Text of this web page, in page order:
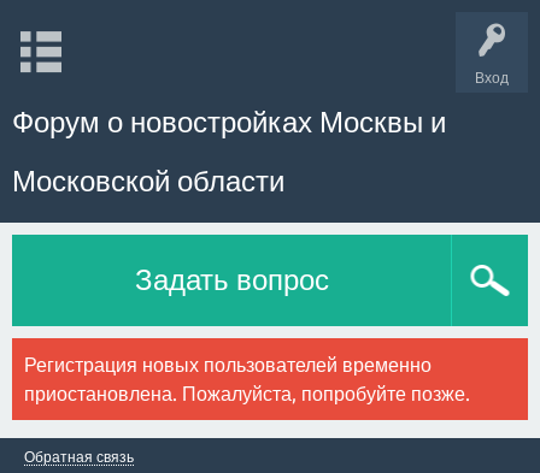
Вход
Форум о новостройках Москвы и
Московской области
Задать вопрос
Регистрация новых пользователей временно
приостановлена. Пожалуйста, попробуйте позже.
Обратная связь